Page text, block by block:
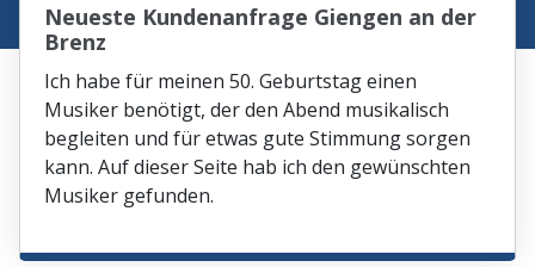
Neueste Kundenanfrage Giengen an der
Brenz
Ich habe für meinen 50. Geburtstag einen
Musiker benötigt, der den Abend musikalisch
begleiten und für etwas gute Stimmung sorgen
kann. Auf dieser Seite hab ich den gewünschten
Musiker gefunden.